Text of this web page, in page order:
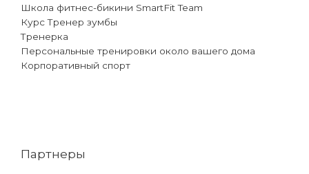
Школа фитнес-бикини SmartFit Team
Курс Тренер зумбы
Тренерка
Персональные тренировки около вашего дома
Корпоративный спорт
Партнеры